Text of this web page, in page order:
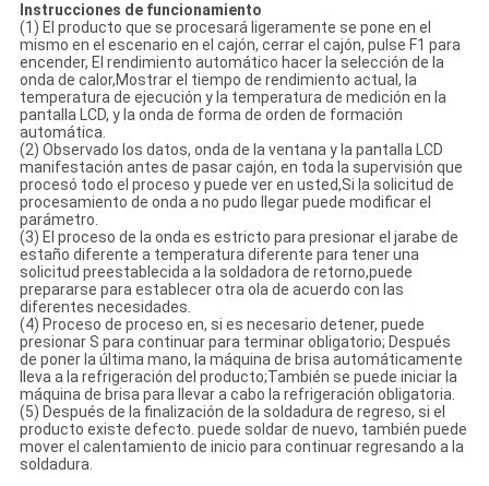
Instrucciones de funcionamiento
(1) El producto que se procesará ligeramente se pone en el
mismo en el escenario en el cajón, cerrar el cajón, pulse F1 para
encender, El rendimiento automático hacer la selección de la
onda de calor,Mostrar el tiempo de rendimiento actual, la
temperatura de ejecución y la temperatura de medición en la
pantalla LCD, y la onda de forma de orden de formación
automática.
(2) Observado los datos, onda de la ventana y la pantalla LCD
manifestación antes de pasar cajón, en toda la supervisión que
procesó todo el proceso y puede ver en usted,Si la solicitud de
procesamiento de onda a no pudo llegar puede modificar el
parámetro.
(3) El proceso de la onda es estricto para presionar el jarabe de
estaño diferente a temperatura diferente para tener una
solicitud preestablecida a la soldadora de retorno,puede
prepararse para establecer otra ola de acuerdo con las
diferentes necesidades.
(4) Proceso de proceso en, si es necesario detener, puede
presionar S para continuar para terminar obligatorio; Después
de poner la última mano, la máquina de brisa automáticamente
lleva a la refrigeración del producto;También se puede iniciar la
máquina de brisa para llevar a cabo la refrigeración obligatoria.
(5) Después de la finalización de la soldadura de regreso, si el
producto existe defecto. puede soldar de nuevo, también puede
mover el calentamiento de inicio para continuar regresando a la
soldadura.